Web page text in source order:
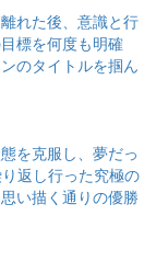
れた後、意識と行
標を何度も明確
のタイトルを掴ん
を克服し、夢だっ
返し行った究極の
い描く通りの優勝